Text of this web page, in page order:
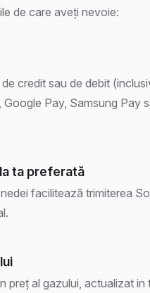
de care aveți nevoie:
credit sau de debit
Pay, Samsung Pay
ta preferată
facilitează trimiterea
preț al gazului, actualizat in